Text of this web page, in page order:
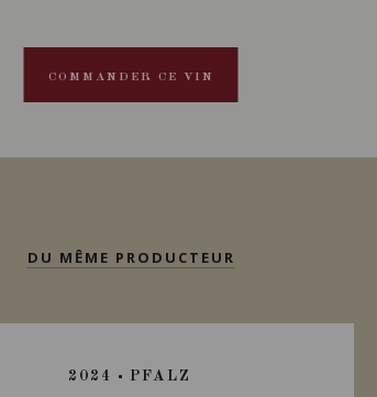
COMMANDER CE VIN
DU MÊME PRODUCTEUR
2024 PFALZ